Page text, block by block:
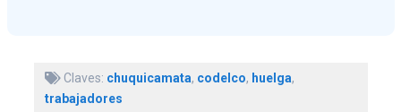
Claves: chuquicamata, codelco, huelga,
trabajadores